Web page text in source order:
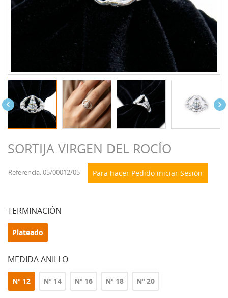
 
SORTIJA VIRGEN DEL ROCÍO
Referencia: 05/00012/05 Para hacer Pedido iniciar Sesión
TERMINACIÓN
Plateado
MEDIDA ANILLO
Nº 12 Nº 14 Nº 16 Nº 18 Nº 20